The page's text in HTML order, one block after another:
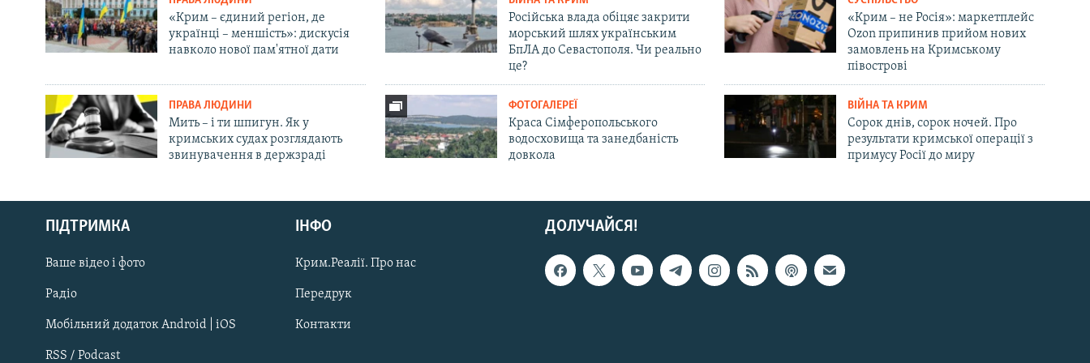
Русский
Qırımtatar
ДОЛУЧАЙСЯ!
«Крим – єдиний регіон, де
українці – меншість»: дискусія
навколо нової пам'ятної дати
Російська влада обіцяє закрити
морський шлях українським
БпЛА до Севастополя. Чи реально
це?
«Крим – не Росія»: маркетплейс
Ozon припинив прийом нових
замовлень на Кримському
півострові
ПРАВА ЛЮДИНИ
Мить – і ти шпигун. Як у
кримських судах розглядають
звинувачення в держзраді
ФОТОГАЛЕРЕЇ
Краса Сімферопольського
водосховища та занедбаність
довкола
ВІЙНА ТА КРИМ
Сорок днів, сорок ночей. Про
результати кримської операції з
примусу Росії до миру
ДОЛУЧАЙСЯ!
ПІДТРИМКА
Ваше відео і фото
Радіо
Мобільний додаток Android | iOS
RSS / Podcast
ІНФО
Крим.Реалії. Про нас
Передрук
Контакти